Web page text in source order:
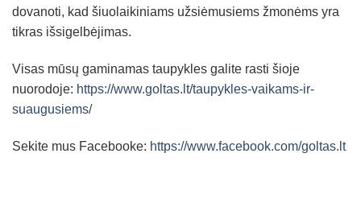
dovanoti, kad šiuolaikiniams užsiėmusiems žmonėms yra
tikras išsigelbėjimas.
Visas mūsų gaminamas taupykles galite rasti šioje
nuorodoje: https://www.goltas.lt/taupykles-vaikams-ir-
suaugusiems/
Sekite mus Facebooke: https://www.facebook.com/goltas.lt